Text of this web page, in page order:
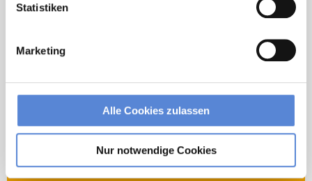
Statistiken
Marketing
Alle Cookies zulassen
Nur notwendige Cookies
Tanja Bellon
Ansprechpartnerin
unterstütze Sie bei der Suche nach einer Stelle, die
wirklich zu Ihnen passt. Bei Fragen zum
Bewerbungsprozess bin ich gerne für Sie da!
Jetzt zur kostenlosen Stellenanfrage